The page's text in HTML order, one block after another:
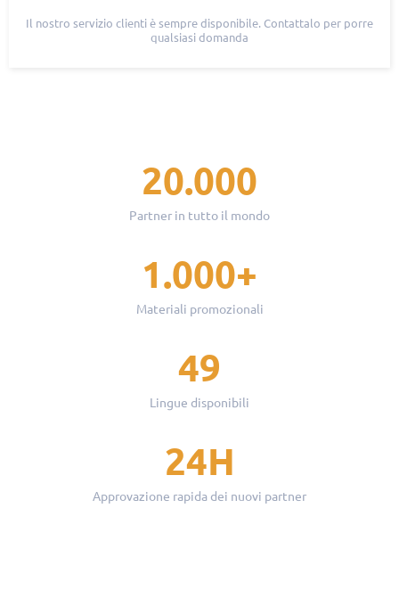
Il nostro servizio clienti è sempre disponibile. Contattalo per porre
qualsiasi domanda
20.000
Partner in tutto il mondo
1.000+
Materiali promozionali
49
Lingue disponibili
24H
Approvazione rapida dei nuovi partner